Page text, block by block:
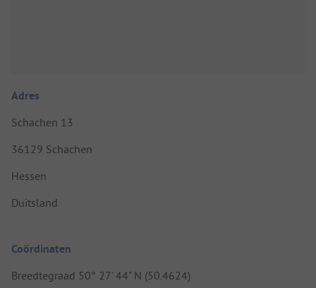
Adres
Schachen 13
36129 Schachen
Hessen
Duitsland
Coördinaten
Breedtegraad 50° 27' 44" N (50.4624)